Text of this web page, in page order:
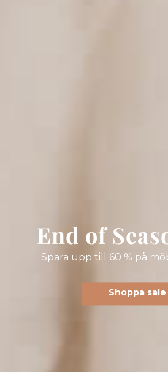
End of
Spara upp till 60 % på
Shoppa sale